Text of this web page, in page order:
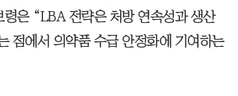
은 “LBA 전략은 처방 연속성과 생산
점에서 의약품 수급 안정화에 기여하는